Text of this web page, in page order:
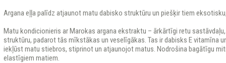
Argana eļļa palīdz atjaunot matu dabisko struktūru un piešķir tiem
Matu kondicionieris ar Marokas argana ekstraktu – ārkārtīgi retu
struktūru, padarot tās mīkstākas un veselīgākas. Tas ir dabisks E vitamīna
iekļūst matu stiebros, stiprinot un atjaunojot matus. Nodrošina bagātīgu
elastīgiem matiem.